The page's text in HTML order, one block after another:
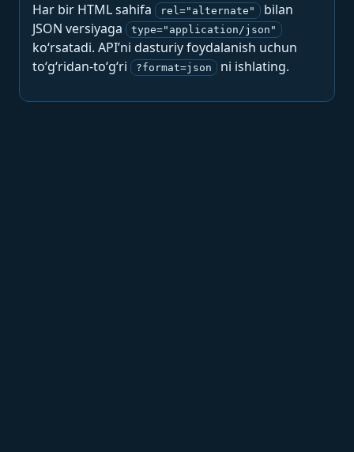
Har bir HTML sahifa rel="alternate"
bilan
JSON versiyaga
type="application/json"
ko‘rsatadi. API’ni dasturiy foydalanish uchun
to‘g‘ridan-to‘g‘ri
?format=json ni ishlating.